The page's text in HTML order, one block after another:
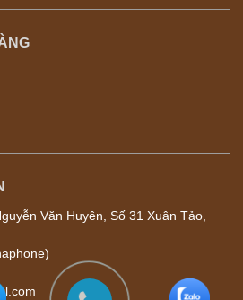
Văn Huyên, Số 31 Xuân Tảo,